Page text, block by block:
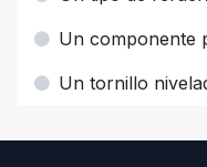
Un componente
Un tornillo